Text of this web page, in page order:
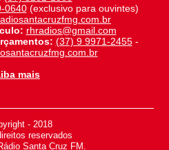
0640(exclusivo para ouvintes)
rhradios@gmail.com
(37) 9 9971-2455-
mais
- 2018
-
reservados
-
Santa Cruz FM.